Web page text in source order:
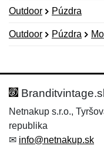
Outdoor Púzdra
Outdoor Púzdra
Hodnotenie:
Meno:*
Meno:
E-mail:*
Netnakup s.r.o.,
republika
✉ info@netnakup.sk